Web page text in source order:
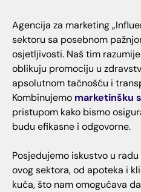
Agencija za marketing
sektoru sa posebnom
osjetljivosti. Naš tim
oblikuju promociju u
apsolutnom tačnošću i
Kombinujemo marketinšku
pristupom kako bismo
budu efikasne i odgovorne.
Posjedujemo iskustvo u
ovog sektora, od apoteka i
kuća, što nam omogućava